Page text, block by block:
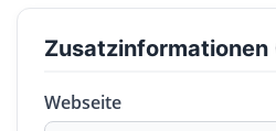
Zusatzinformationen
Webseite